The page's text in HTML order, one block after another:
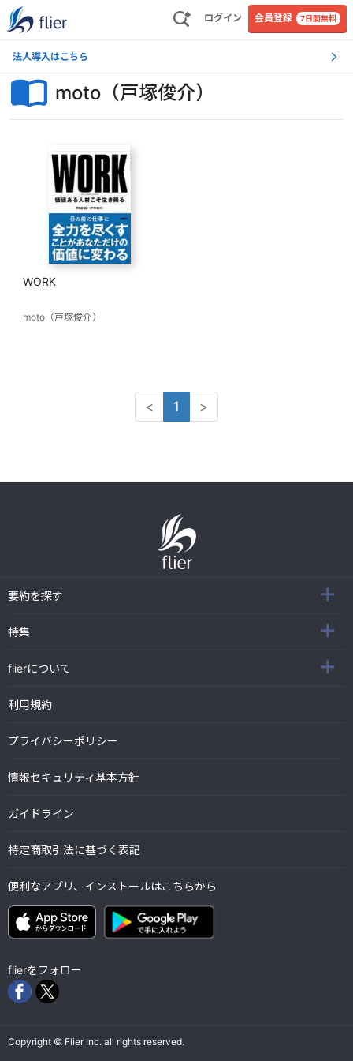
ログイン 会員登録 7日間無料
法人導入はこちら
moto（戸塚俊介）
WORK
moto（戸塚俊介）
< 1 >
要約を探す
特集
flierについて
利用規約
プライバシーポリシー
情報セキュリティ基本方針
ガイドライン
特定商取引法に基づく表記
便利なアプリ、インストールはこちらから
flierをフォロー
Copyright © Flier Inc. all rights reserved.